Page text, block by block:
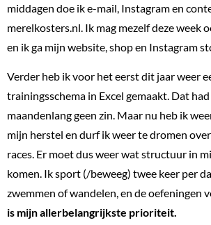
middagen doe ik e-mail, Instagram en
merelkosters.nl. Ik mag mezelf deze week
en ik ga mijn website, shop en Instagram
Verder heb ik voor het eerst dit jaar weer
trainingsschema in Excel gemaakt. Dat
maandenlang geen zin. Maar nu heb ik
mijn herstel en durf ik weer te dromen
races. Er moet dus weer wat structuur in
komen. Ik sport (/beweeg) twee keer per
zwemmen of wandelen, en de oefeningen
is mijn allerbelangrijkste prioriteit.